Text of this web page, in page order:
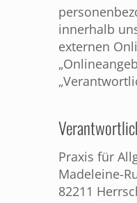
innerhalb
externen
Praxis für
Madeleine-
82211